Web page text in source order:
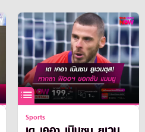
Sports